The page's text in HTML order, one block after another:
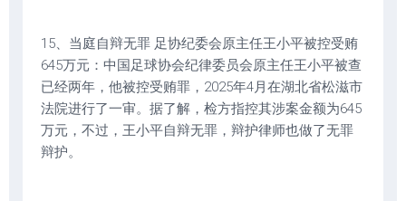
15、当庭自辩无罪 足协纪委会原主任王小平被控受贿
645万元：中国足球协会纪律委员会原主任王小平被查
已经两年，他被控受贿罪，2025年4月在湖北省松滋市
法院进行了一审。据了解，检方指控其涉案金额为645
万元，不过，王小平自辩无罪，辩护律师也做了无罪
辩护。